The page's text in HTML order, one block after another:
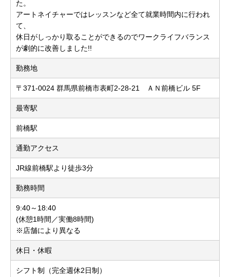
た。
アートネイチャーではレッスンなど全て就業時間内に行われ
て、
休日がしっかり取ることができるのでワークライフバランス
が劇的に改善しました!!
勤務地
〒371-0024 群馬県前橋市表町2-28-21 ＡＮ前橋ビル 5F
最寄駅
前橋駅
通勤アクセス
JR線前橋駅より徒歩3分
勤務時間
9:40～18:40
(休憩1時間／実働8時間)
※店舗により異なる
休日・休暇
シフト制（完全週休2日制）